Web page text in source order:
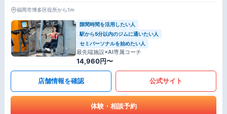
福岡市博多区役所から1m
隙間時間を活用したい人
駅から5分以内のジムに通いたい人
セミパーソナルを始めたい人
最先端施設×AI専属コーチ
14,960円〜
店舗情報を確認 公式サイト
体験・相談予約